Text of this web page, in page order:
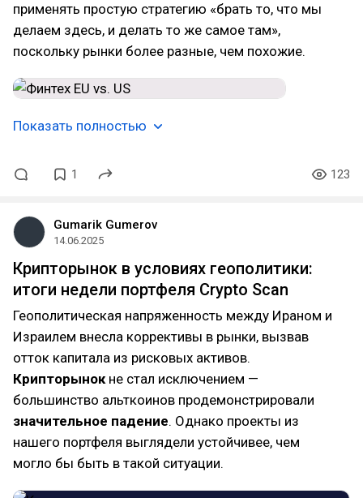
применять простую стратегию «брать то, что мы
делаем здесь, и делать то же самое там»,
поскольку рынки более разные, чем похожие.
Показать полностью
1 123
Gumarik Gumerov
14.06.2025
Крипторынок в условиях геополитики:
итоги недели портфеля Crypto Scan
Геополитическая напряженность между Ираном и
Израилем внесла коррективы в рынки, вызвав
отток капитала из рисковых активов.
Крипторынок не стал исключением —
большинство альткоинов продемонстрировали
значительное падение. Однако проекты из
нашего портфеля выглядели устойчивее, чем
могло бы быть в такой ситуации.